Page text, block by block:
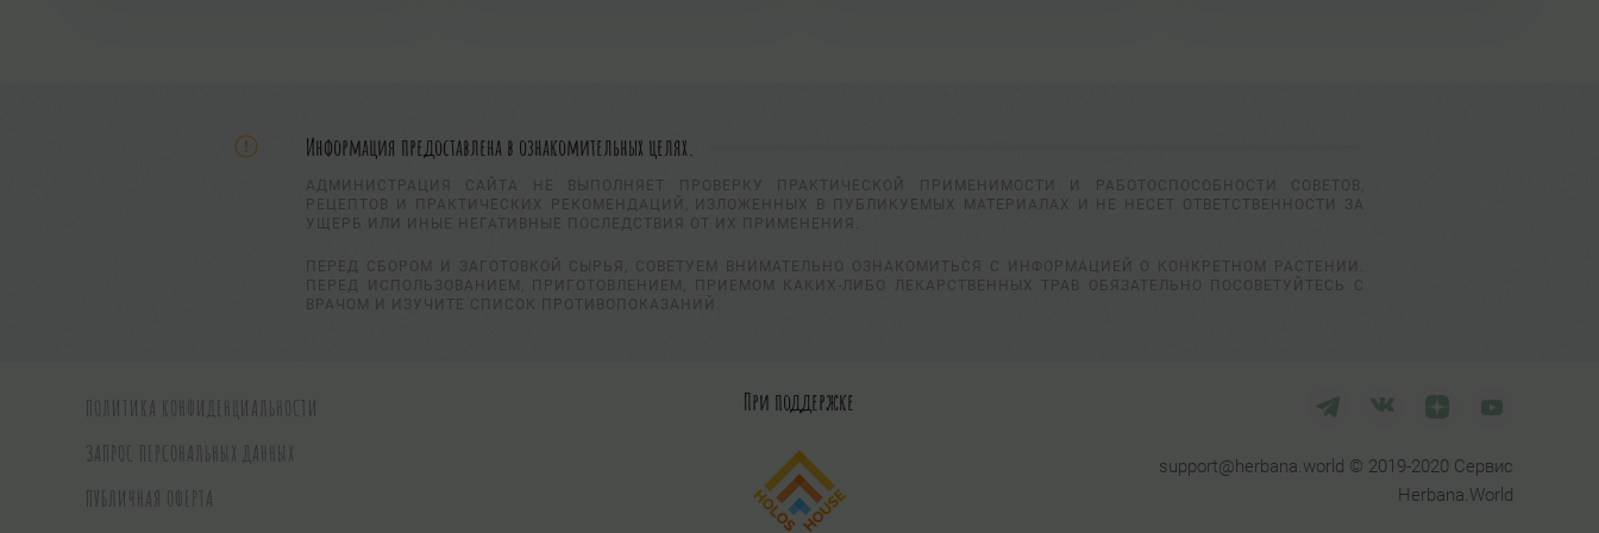
Информация предоставлена в ознакомительных целях.
АДМИНИСТРАЦИЯ САЙТА НЕ ВЫПОЛНЯЕТ ПРОВЕРКУ ПРАКТИЧЕСКОЙ ПРИМЕНИМОСТИ И РАБОТОСПОСОБНОСТИ СОВЕТОВ,
РЕЦЕПТОВ И ПРАКТИЧЕСКИХ РЕКОМЕНДАЦИЙ, ИЗЛОЖЕННЫХ В ПУБЛИКУЕМЫХ МАТЕРИАЛАХ И НЕ НЕСЕТ ОТВЕТСТВЕННОСТИ ЗА
УЩЕРБ ИЛИ ИНЫЕ НЕГАТИВНЫЕ ПОСЛЕДСТВИЯ ОТ ИХ ПРИМЕНЕНИЯ.
ПЕРЕД СБОРОМ И ЗАГОТОВКОЙ СЫРЬЯ, СОВЕТУЕМ ВНИМАТЕЛЬНО ОЗНАКОМИТЬСЯ С ИНФОРМАЦИЕЙ О КОНКРЕТНОМ РАСТЕНИИ.
ПЕРЕД ИСПОЛЬЗОВАНИЕМ, ПРИГОТОВЛЕНИЕМ, ПРИЕМОМ КАКИХ-ЛИБО ЛЕКАРСТВЕННЫХ ТРАВ ОБЯЗАТЕЛЬНО ПОСОВЕТУЙТЕСЬ С
ВРАЧОМ И ИЗУЧИТЕ СПИСОК ПРОТИВОПОКАЗАНИЙ.
ПОЛИТИКА КОНФИДЕНЦИАЛЬНОСТИ
ЗАПРОС ПЕРСОНАЛЬНЫХ ДАННЫХ
ПУБЛИЧНАЯ ОФЕРТА
При поддержке
support@herbana.world © 2019-2020 Сервис
Herbana.World